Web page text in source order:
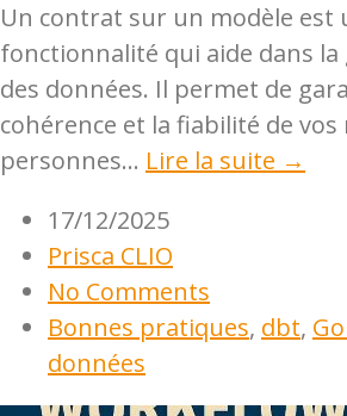
Un contrat sur un modèle est
fonctionnalité qui aide dans la
des données. Il permet de
cohérence et la fiabilité de vos
personnes... Lire la suite →
17/12/2025
Prisca CLIO
No Comments
Bonnes pratiques, dbt,
données